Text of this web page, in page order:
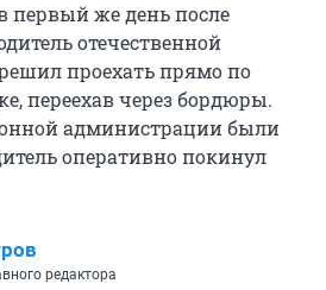
первый же день после
отечественной
проехать прямо по
переехав через бордюры.
администрации были
оперативно покинул
редактора